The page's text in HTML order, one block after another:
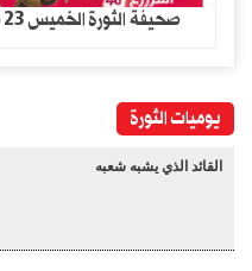
صحيفة الثورة الخميس 23 صفر 1448- 6 اغسطس 2026
يوميات الثورة
القائد الذي يشبه شعبه